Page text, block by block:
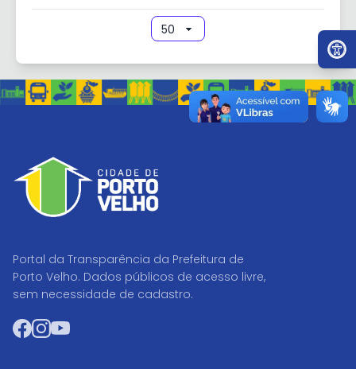
Portal da Transparência da Prefeitura de
Porto Velho. Dados públicos de acesso livre,
sem necessidade de cadastro.
Facebook
Instagram
YouTube
Ir